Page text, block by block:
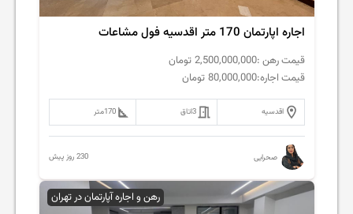
اجاره اپارتمان 170 متر اقدسیه فول مشاعات
قیمت رهن :2,500,000,000 تومان
قیمت اجاره:80,000,000 تومان
اقدسیه 3اتاق 170متر
صحرایی 230 روز پیش
رهن و اجاره آپارتمان در تهران